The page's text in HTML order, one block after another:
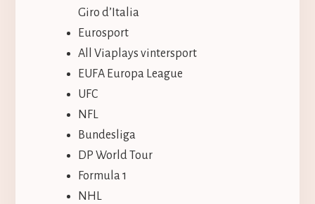
Giro d’Italia
Eurosport
All Viaplays vintersport
EUFA Europa League
UFC
NFL
Bundesliga
DP World Tour
Formula 1
NHL